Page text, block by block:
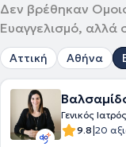
Δεν βρέθηκαν
Ευαγγελισμό, αλλά
Αττική Αθήνα
Γενικός
9.8|20